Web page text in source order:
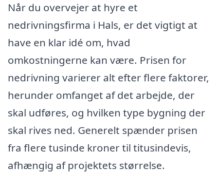
Når du overvejer at hyre et
nedrivningsfirma i Hals, er det vigtigt at
have en klar idé om, hvad
omkostningerne kan være. Prisen for
nedrivning varierer alt efter flere faktorer,
herunder omfanget af det arbejde, der
skal udføres, og hvilken type bygning der
skal rives ned. Generelt spænder prisen
fra flere tusinde kroner til titusindevis,
afhængig af projektets størrelse.